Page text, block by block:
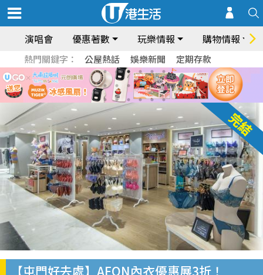
演唱會 優惠著數 玩樂情報 購物情報
熱門關鍵字： 公屋熱話 娛樂新聞 定期存款
【屯門好去處】AEON內衣優惠展3折！